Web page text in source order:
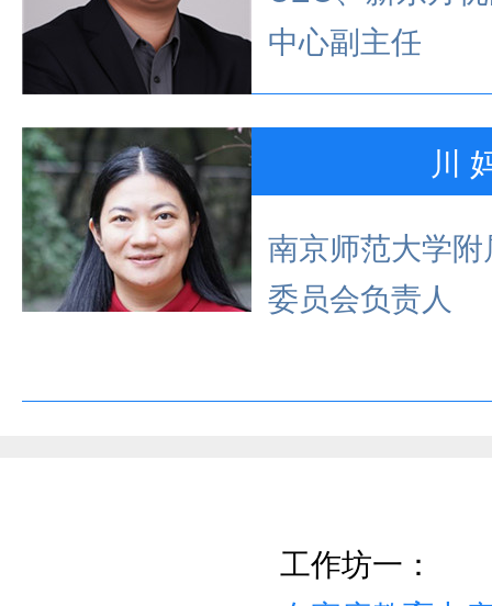
中心副主任
川
南京师范大学
委员会负责人